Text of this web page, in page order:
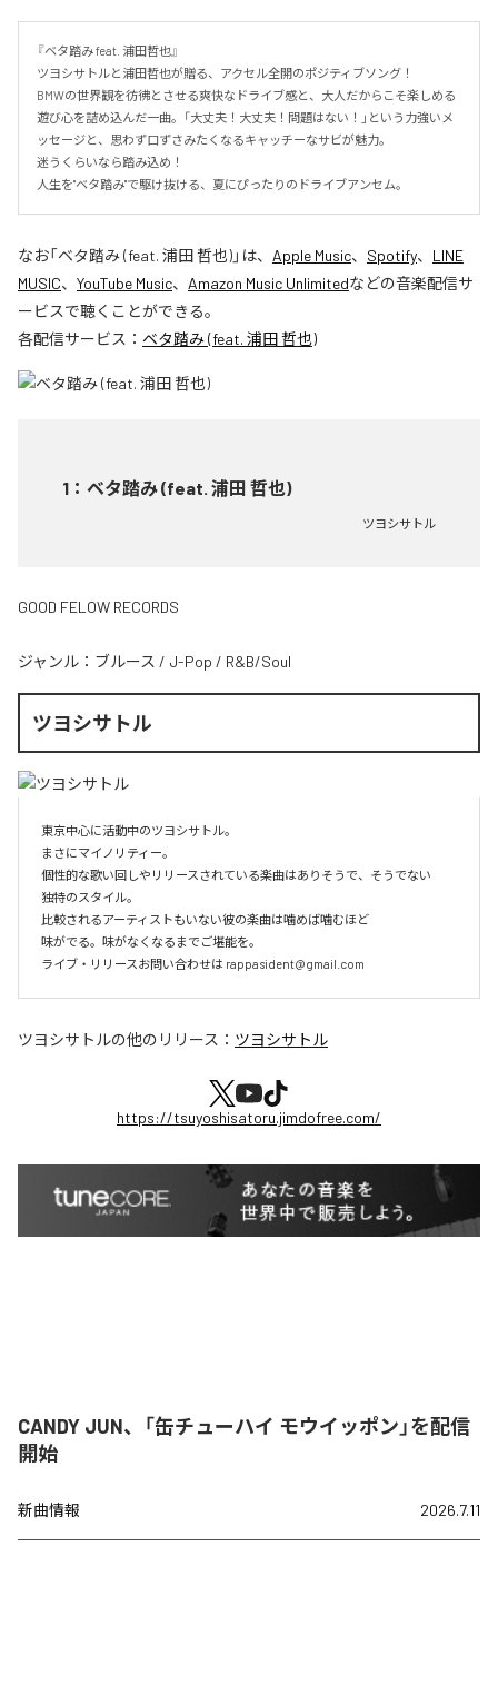
『ベタ踏み feat. 浦田哲也』
ツヨシサトルと浦田哲也が贈る、アクセル全開のポジティブソング！
BMWの世界観を彷彿とさせる爽快なドライブ感と、大人だからこそ楽しめる
遊び心を詰め込んだ一曲。「大丈夫！大丈夫！問題はない！」という力強いメ
ッセージと、思わず口ずさみたくなるキャッチーなサビが魅力。
迷うくらいなら踏み込め！
人生を"ベタ踏み"で駆け抜ける、夏にぴったりのドライブアンセム。
なお「ベタ踏み (feat. 浦田 哲也)」は、 Apple Music、 Spotify、 LINE
MUSIC、 YouTube Music、 Amazon Music Unlimitedなどの音楽配信サ
ービスで聴くことができる。
各配信サービス： ベタ踏み (feat. 浦田 哲也)
1 ： ベタ踏み (feat. 浦田 哲也)
ツヨシサトル
GOOD FELOW RECORDS
ジャンル： ブルース / J-Pop / R&B/Soul
ツヨシサトル
東京中心に活動中のツヨシサトル。
まさにマイノリティー。
個性的な歌い回しやリリースされている楽曲はありそうで、そうでない
独特のスタイル。
比較されるアーティストもいない彼の楽曲は噛めば噛むほど
味がでる。味がなくなるまでご堪能を。
ライブ・リリースお問い合わせは rappasident@gmail.com
ツヨシサトルの他のリリース： ツヨシサトル
https://tsuyoshisatoru.jimdofree.com/
CANDY JUN、「缶チューハイ モウイッポン」を配信
開始
新曲情報 2026.7.11